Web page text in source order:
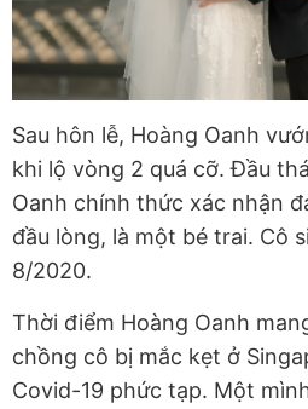
Sau hôn lễ, Hoàng Oanh
khi lộ vòng 2 quá cỡ. Đầu
Oanh chính thức xác nhận
đầu lòng, là một bé trai. Cô
8/2020.
Thời điểm Hoàng Oanh
chồng cô bị mắc kẹt ở
Covid-19 phức tạp. Một